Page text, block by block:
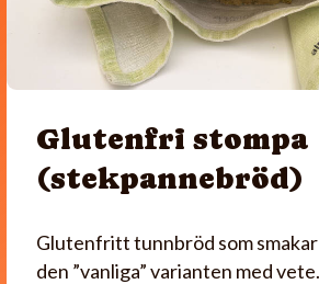
Glutenfri stompa
(stekpannebröd)
Glutenfritt tunnbröd som smakar
den ”vanliga” varianten med vete.